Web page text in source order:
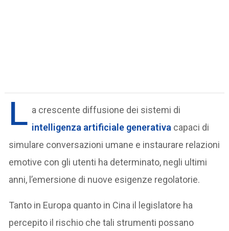
L a crescente diffusione dei sistemi di
intelligenza artificiale generativa capaci di
simulare conversazioni umane e instaurare relazioni
emotive con gli utenti ha determinato, negli ultimi
anni, l’emersione di nuove esigenze regolatorie.
Tanto in Europa quanto in Cina il legislatore ha
percepito il rischio che tali strumenti possano